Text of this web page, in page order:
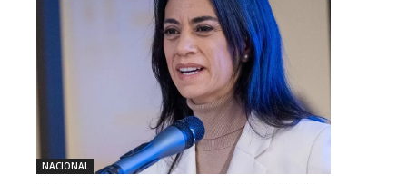
NACIONAL